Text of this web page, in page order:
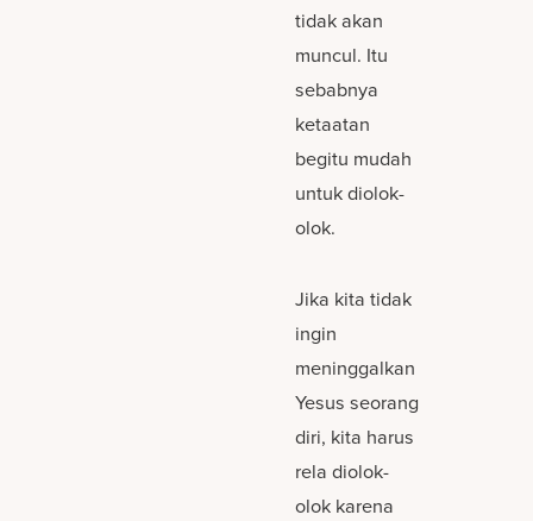
tidak akan
muncul. Itu
sebabnya
ketaatan
begitu mudah
untuk diolok-
olok.
Jika kita tidak
ingin
meninggalkan
Yesus seorang
diri, kita harus
rela diolok-
olok karena